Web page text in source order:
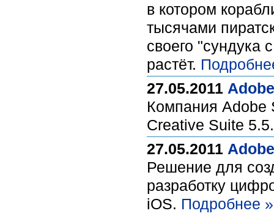
в котором
тысячами
своего "сундука
растёт.
27.05.2011
Компания Adobe
Creative Suite
27.05.2011
Решение для
разработку
iOS. Подробнее »